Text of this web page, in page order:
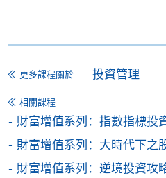
交下期學費的學員，提供網
程設有此服務，課程負責人
網上支付可通過「繳費靈」
VISA 或 Mastercard、「微信
Pay) 、「支付寶」(Online
更多課程關於 投資管理
相關課程
財富增值系列：指數指標投
財富增值系列：大時代下之
財富增值系列：逆境投資攻